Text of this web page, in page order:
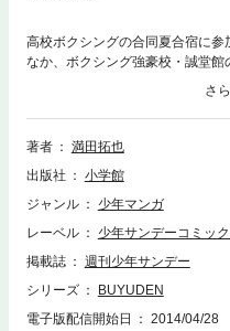
高校ボクシングの合同夏合宿に
なか、ボクシング強豪校・誠堂
挑んで敗北した亘。だがその翌
やき台の部員も四天王に挑むのだ
著者
満田拓也
出版社
小学館
ジャンル
少年マンガ
レーベル
少年サンデーコミッ
掲載誌
週刊少年サンデー
シリーズ
BUYUDEN
電子版配信開始日
2014/04/28